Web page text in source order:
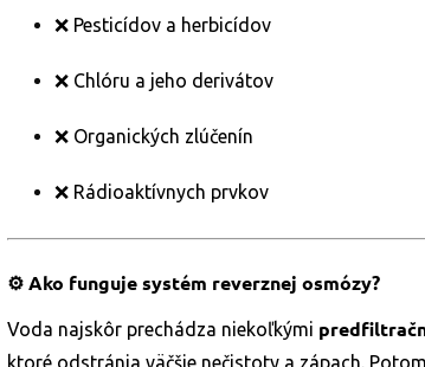
❌ Pesticídov a herbicídov
❌ Chlóru a jeho derivátov
❌ Organických zlúčenín
❌ Rádioaktívnych prvkov
⚙️ Ako funguje systém reverznej osmózy?
Voda najskôr prechádza niekoľkými
ktoré odstránia väčšie nečistoty a zápach.